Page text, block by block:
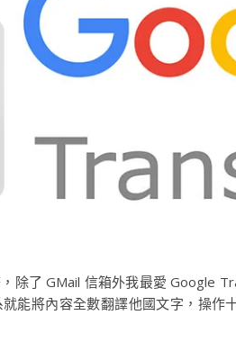
除了 GMail 信箱外我最愛 Google
能將內容全數翻譯他國文字，操作